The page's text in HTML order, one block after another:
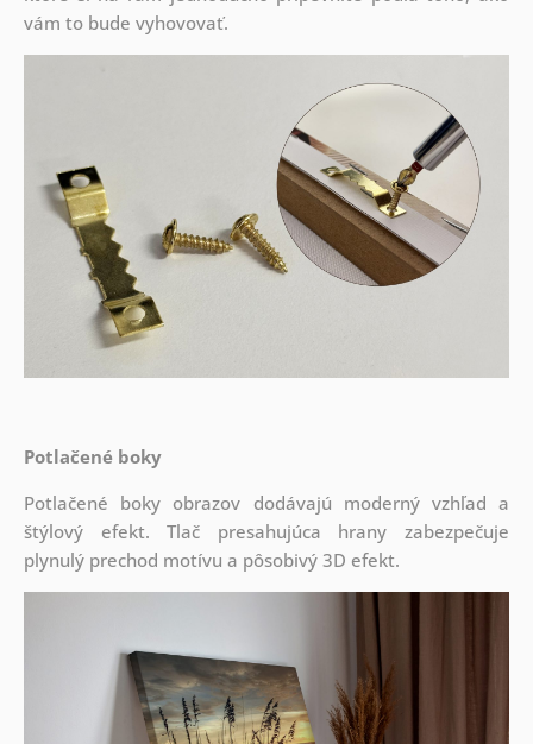
vám to bude vyhovovať.
Potlačené boky
Potlačené boky obrazov dodávajú moderný vzhľad a
štýlový efekt. Tlač presahujúca hrany zabezpečuje
plynulý prechod motívu a pôsobivý 3D efekt.